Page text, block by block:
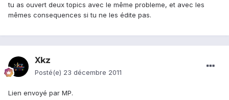
tu as ouvert deux topics avec le même probleme, et avec les
mêmes consequences si tu ne les édite pas.
Xkz
Posté(e) 23 décembre 2011
Lien envoyé par MP.